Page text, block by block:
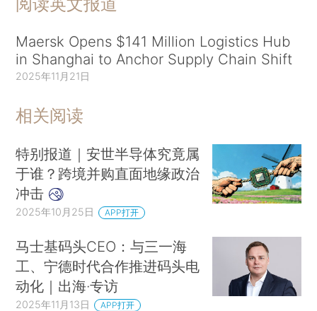
阅读英文报道
Maersk Opens $141 Million Logistics Hub
in Shanghai to Anchor Supply Chain Shift
2025年11月21日
相关阅读
特别报道｜安世半导体究竟属
于谁？跨境并购直面地缘政治
冲击
2025年10月25日 APP打开
马士基码头CEO：与三一海
工、宁德时代合作推进码头电
动化｜出海·专访
2025年11月13日 APP打开